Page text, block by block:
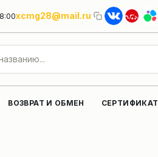
xcmg28@mail.ru
ВОЗВРАТ И ОБМЕН